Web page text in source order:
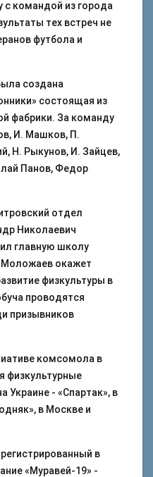
с командой из города
тех встреч не
футбола и
создана
состоящая из
фабрики. За команду
И. Машков, П.
Н. Рыкунов, И. Зайцев,
Панов, Федор
отдел
Николаевич
главную школу
Моложаев окажет
физкультуры в
проводятся
призывников
комсомола в
физкультурные
Украине - «Спартак», в
в Москве и
в
«Муравей-19» -